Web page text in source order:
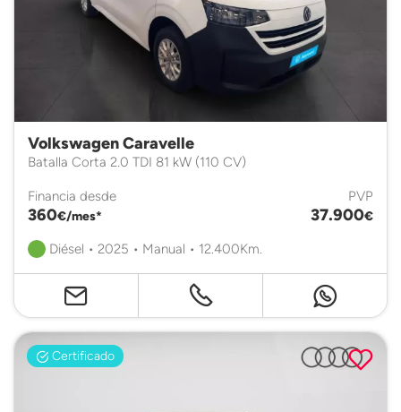
Volkswagen Caravelle
Batalla Corta 2.0 TDI 81 kW (110 CV)
Financia desde
360€/mes*
PVP
37.900€
Diésel • 2025 • Manual • 12.400Km.
Certificado